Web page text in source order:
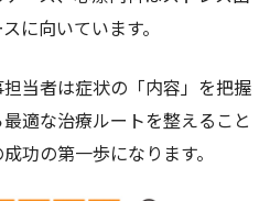
に向いています。
当者は症状の「内容」を把握
適な治療ルートを整えること
功の第一歩になります。